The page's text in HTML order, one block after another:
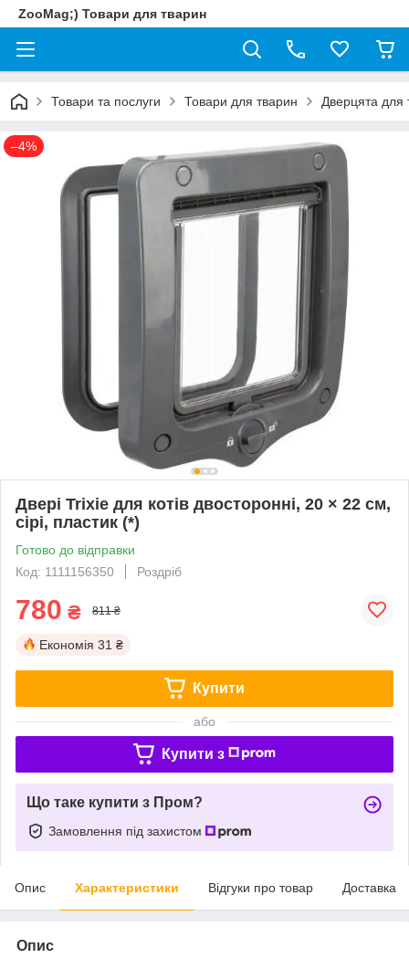
ZooMag;) Товари для тварин
Товари та послуги Товари для тварин Дверцята для
–4%
Двері Trixie для котів двосторонні, 20 × 22 cм,
сірі, пластик (*)
Готово до відправки
Код: 1111156350
Роздріб
780 ₴ 811 ₴
Економія 31 ₴
Купити
або
Купити з
Що таке купити з Пром?
Замовлення під захистом
Опис Характеристики Відгуки про товар Доставка
Опис